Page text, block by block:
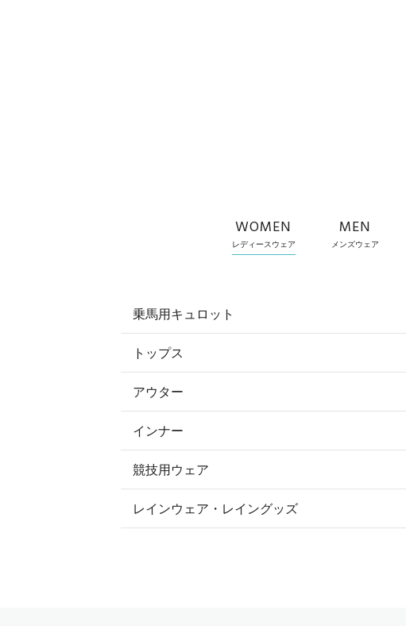
WOMEN
レディースウェア
MEN
メンズウェア
乗馬用キュロット
すべてのキュロット
フルグリップ・尻革 キュロット
ニーグリップ・膝革 キュロット
トップス
すべてのトップス
ポロシャツ
カットソー・Tシャツ・タンクトップ
アウター
すべてのアウター
コート
ジャケット・ブルゾン
インナー
競技用ウェア
すべての競技用ウェア
レインウェア・レイングッズ